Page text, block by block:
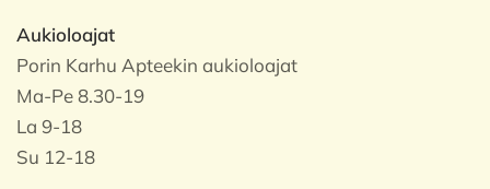
Aukioloajat
Porin Karhu Apteekin aukioloajat
Ma-Pe 8.30-19
La 9-18
Su 12-18